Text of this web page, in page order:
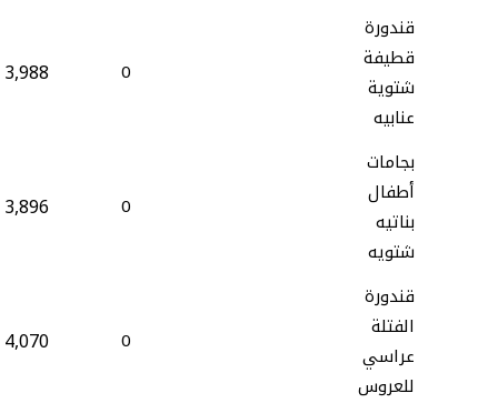
قندورة
قطيفة
شتوية
عنابيه
0
3,988
بجامات
أطفال
بناتيه
شتويه
0
3,896
قندورة
الفتلة
عراسي
للعروس
0
4,070